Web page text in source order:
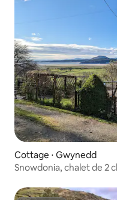
Cottage ⋅ Gwynedd
Snowdonia, chalet de 2